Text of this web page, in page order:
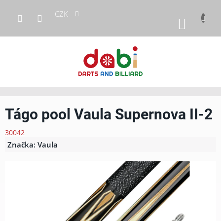
obsah
CZK
KOŠÍK
Tágo pool Vaula Supernova II-2
30042
Značka: Vaula